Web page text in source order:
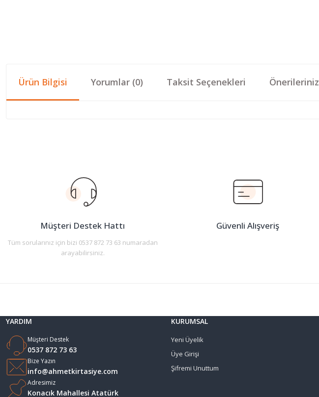
Ürün Bilgisi Yorumlar (0) Taksit Seçenekleri Önerileriniz
Ürün açıklamasında eksik bilgiler bulunuyor.
Ürün bilgilerinde hatalar bulunuyor.
Bu ürüne benzer farklı alternatifler olmalı.
Müşteri Destek Hattı
Tüm sorularınız için bizi 0537 872 73 63 numaradan
arayabilirsiniz.
Güvenli Alışveriş
YARDIM
Müşteri Destek
0537 872 73 63
Bize Yazın
info@ahmetkirtasiye.com
Adresimiz
Konacık Mahallesi Atatürk
KURUMSAL
Yeni Üyelik
Üye Girişi
Şifremi Unuttum